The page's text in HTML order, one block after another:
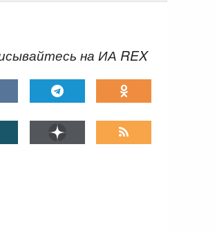
на ИА REX